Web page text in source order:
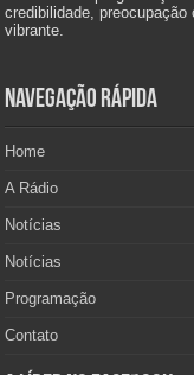
credibilidade,
vibrante.
Navegação Rápida
Home
A Rádio
Notícias
Notícias
Programação
Contato